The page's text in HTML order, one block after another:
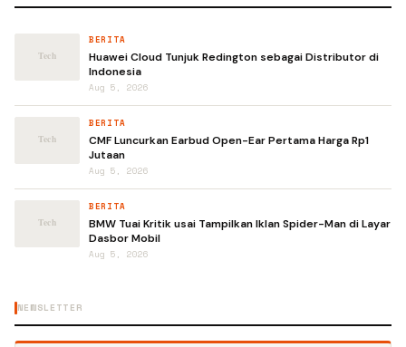
BERITA
Huawei Cloud Tunjuk Redington sebagai Distributor di
Indonesia
Aug 5, 2026
BERITA
CMF Luncurkan Earbud Open-Ear Pertama Harga Rp1
Jutaan
Aug 5, 2026
BERITA
BMW Tuai Kritik usai Tampilkan Iklan Spider-Man di Layar
Dasbor Mobil
Aug 5, 2026
NEWSLETTER